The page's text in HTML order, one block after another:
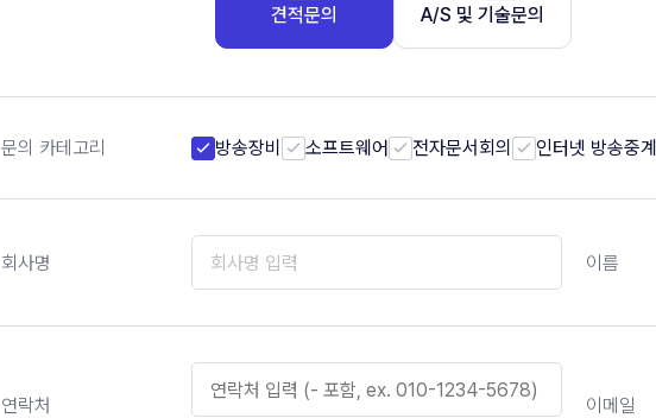
견적문의
A/S 및 기술문의
문의 카테고리 방송장비 소프트웨어 전자문서회의 인터넷 방송중계
회사명 이름
연락처 이메일